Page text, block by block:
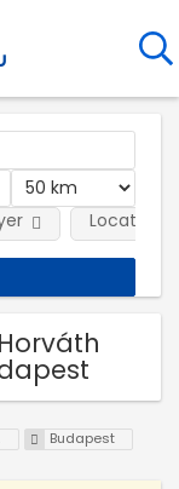
Location
Budapest